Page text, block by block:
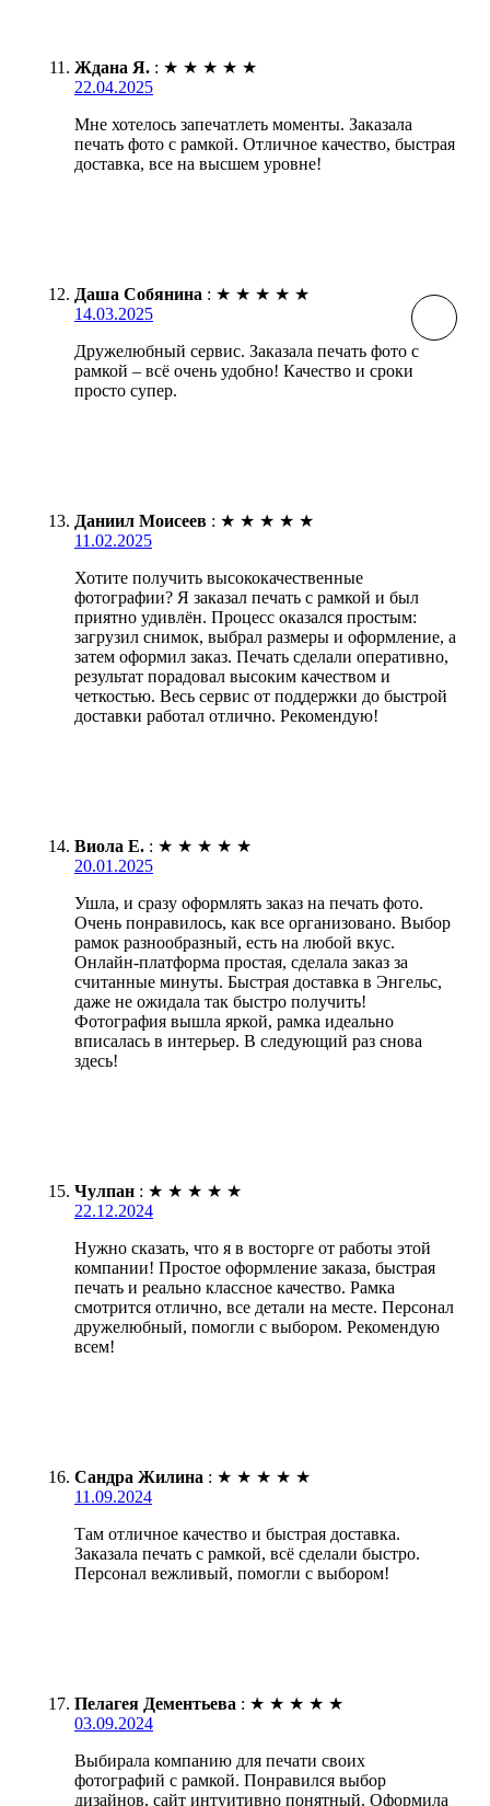
Ждана Я. : ★ ★ ★ ★ ★
22.04.2025
Мне хотелось запечатлеть моменты. Заказала
печать фото с рамкой. Отличное качество, быстрая
доставка, все на высшем уровне!
Даша Собянина : ★ ★ ★ ★ ★
14.03.2025
Дружелюбный сервис. Заказала печать фото с
рамкой – всё очень удобно! Качество и сроки
просто супер.
Даниил Моисеев : ★ ★ ★ ★ ★
11.02.2025
Хотите получить высококачественные
фотографии? Я заказал печать с рамкой и был
приятно удивлён. Процесс оказался простым:
загрузил снимок, выбрал размеры и оформление, а
затем оформил заказ. Печать сделали оперативно,
результат порадовал высоким качеством и
четкостью. Весь сервис от поддержки до быстрой
доставки работал отлично. Рекомендую!
Виола Е. : ★ ★ ★ ★ ★
20.01.2025
Ушла, и сразу оформлять заказ на печать фото.
Очень понравилось, как все организовано. Выбор
рамок разнообразный, есть на любой вкус.
Онлайн-платформа простая, сделала заказ за
считанные минуты. Быстрая доставка в Энгельс,
даже не ожидала так быстро получить!
Фотография вышла яркой, рамка идеально
вписалась в интерьер. В следующий раз снова
здесь!
Чулпан : ★ ★ ★ ★ ★
22.12.2024
Нужно сказать, что я в восторге от работы этой
компании! Простое оформление заказа, быстрая
печать и реально классное качество. Рамка
смотрится отлично, все детали на месте. Персонал
дружелюбный, помогли с выбором. Рекомендую
всем!
Сандра Жилина : ★ ★ ★ ★ ★
11.09.2024
Там отличное качество и быстрая доставка.
Заказала печать с рамкой, всё сделали быстро.
Персонал вежливый, помогли с выбором!
Пелагея Дементьева : ★ ★ ★ ★ ★
03.09.2024
Выбирала компанию для печати своих
фотографий с рамкой. Понравился выбор
дизайнов, сайт интуитивно понятный. Оформила